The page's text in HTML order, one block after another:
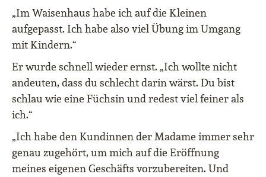
„Im Waisenhaus habe ich auf die Kleinen
aufgepasst. Ich habe also viel Übung im Umgang
mit Kindern.“
Er wurde schnell wieder ernst. „Ich wollte nicht
andeuten, dass du schlecht darin wärst. Du bist
schlau wie eine Füchsin und redest viel feiner als
ich.“
„Ich habe den Kundinnen der Madame immer sehr
genau zugehört, um mich auf die Eröffnung
meines eigenen Geschäfts vorzubereiten. Und